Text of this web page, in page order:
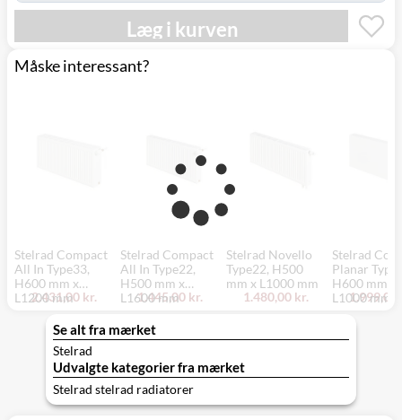
Læg i kurven
Måske interessant?
Stelrad Compact
All In Type33,
H600 mm x
L1200 mm
2.431,00 kr.
Stelrad Compact
All In Type22,
H500 mm x
L1600 mm
1.445,00 kr.
Stelrad Novello
Type22, H500
mm x L1000 mm
1.480,00 kr.
Stelrad
Planar
H600 mm x
L1000 mm
1.999,00
Se alt fra mærket
Stelrad
Udvalgte kategorier fra mærket
Stelrad stelrad radiatorer